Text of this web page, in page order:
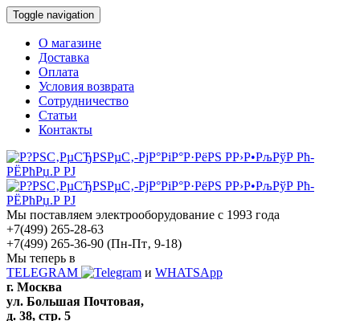
Toggle navigation
О магазине
Доставка
Оплата
Условия возврата
Сотрудничество
Статьи
Контакты
Мы поставляем электрооборудование с 1993 года
+7(499) 265-28-63
+7(499) 265-36-90 (Пн-Пт‚ 9-18)
Мы теперь в
TELEGRAM
и WHATSApp
г. Москва
ул. Большая Почтовая,
д. 38, стр. 5